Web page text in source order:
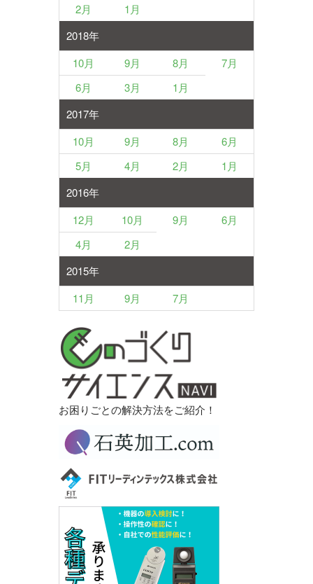
2月
1月
2018年
10月
9月 8月
7月
6月
3月
1月
2017年
10月
9月 8月
6月
5月
4月 2月
1月
2016年
12月
10月 9月
6月
4月
2月
2015年
11月
9月 7月
お困りごとの解決方法をご紹介！